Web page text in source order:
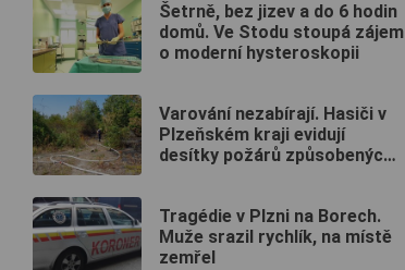
Šetrně, bez jizev a do 6 hodin
domů. Ve Stodu stoupá zájem
o moderní hysteroskopii
Varování nezabírají. Hasiči v
Plzeňském kraji evidují
desítky požárů způsobených
Tragédie v Plzni na Borech.
Muže srazil rychlík, na místě
zemřel